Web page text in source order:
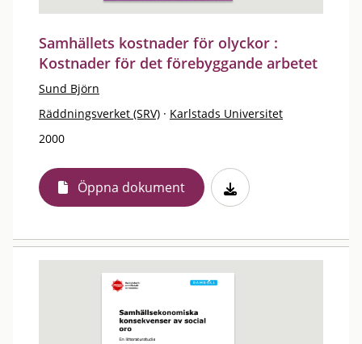
Samhällets kostnader för olyckor :
Kostnader för det förebyggande arbetet
Sund Björn
Räddningsverket (SRV) · Karlstads Universitet
2000
Öppna dokument